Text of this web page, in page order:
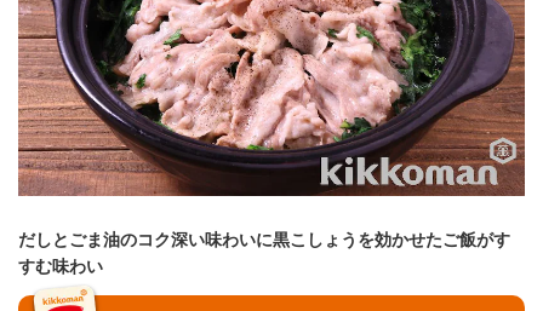
だしとごま油のコク深い味わいに黒こしょうを効かせたご飯がす
すむ味わい